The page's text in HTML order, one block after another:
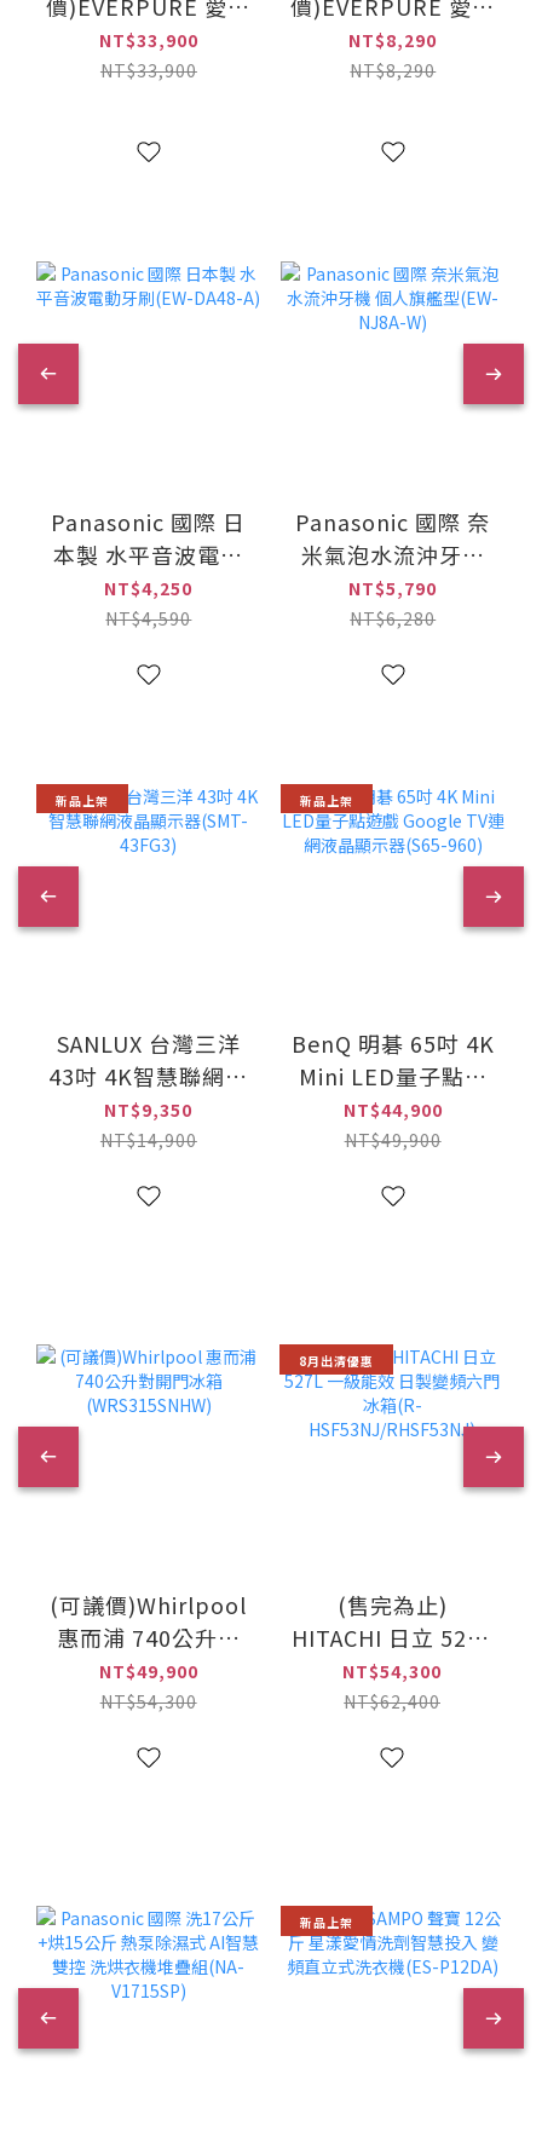
浦 HS288T PLUS
櫥下型雙溫加熱器
設備) 含安裝 (HS-
288T
NT$33,900
NT$33,900
浦 進階除鉛 HL系列
淨水設備 含安裝
NT$8,290
NT$8,290
Panasonic 國際 日
本製 水平音波電動
牙刷(EW-DA48-A)
NT$4,250
NT$4,590
Panasonic 國際 奈
米氣泡水流沖牙機
個人旗艦型(EW-
NJ8A-W)
NT$5,790
NT$6,280
新品上架
SANLUX 台灣三洋
43吋 4K智慧聯網液
晶顯示器(SMT-
43FG3)
NT$9,350
NT$14,900
新品上架
BenQ 明碁 65吋 4K
Mini LED量子點遊
戲 Google TV連網
液晶顯示器(S65-
NT$44,900
NT$49,900
(可議價)Whirlpool
惠而浦 740公升對
開門冰箱
(WRS315SNHW)
NT$49,900
NT$54,300
8月出清優惠
(售完為止)
HITACHI 日立 527L
一級能效 日製變頻
六門冰箱(R-
NT$54,300
NT$62,400
新品上架